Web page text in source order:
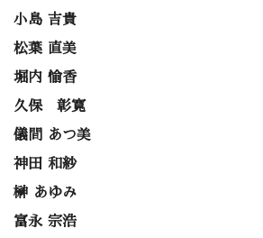
小島 吉貴
松葉 直美
堀内 愉香
久保 彰寛
儀間 あつ美
神田 和紗
榊 あゆみ
富永 宗浩